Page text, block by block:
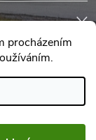
procházením
Upravit